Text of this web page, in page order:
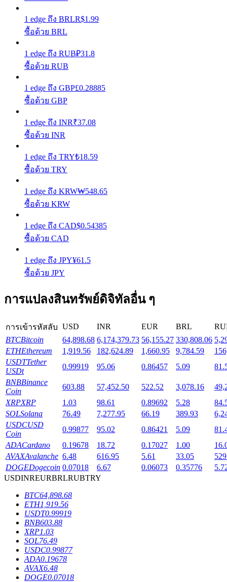
รับรางวัลการแข่งขันทุกวัน
การปักหลัก
การเซ้งแบบยืดหยุ่นเพื่อรับโทเคนยอดนิยม
การล็อค BTR
การลงทุนพิเศษสำหรับผู้ถือ BTR
เงินกู้
บริการยืมเงินที่ได้รับการสนับสนุนจาก Crypto
1 edge ถึง BRLR$1.99
ซื้อด้วย BRL
1 edge ถึง RUB₽31.8
ซื้อด้วย RUB
1 edge ถึง GBP£0.28885
ซื้อด้วย GBP
1 edge ถึง INR₹37.08
ซื้อด้วย INR
1 edge ถึง TRY₺18.59
ซื้อด้วย TRY
1 edge ถึง KRW₩548.65
ซื้อด้วย KRW
1 edge ถึง CAD$0.54385
ซื้อด้วย CAD
1 edge ถึง JPY¥61.5
ซื้อด้วย JPY
การแปลงสินทรัพย์ดิจิทัลอื่น ๆ
การเข้ารหัสลับ USD INR EUR BRL
BTCBitcoin 64,898.68 6,174,379.73 56,155.27 330,808.06
ETHEthereum 1,919.56 182,624.89 1,660.95 9,784.59
USDTTether
USDt
0.99919 95.06 0.86457 5.09
BNBBinance
Coin
603.88 57,452.50 522.52 3,078.16
XRPXRP 1.03 98.61 0.89692 5.28
SOLSolana 76.49 7,277.95 66.19 389.93
USDCUSD
Coin
0.99877 95.02 0.86421 5.09
ADACardano 0.19678 18.72 0.17027 1.00
AVAXAvalanche 6.48 616.95 5.61 33.05
DOGEDogecoin 0.07018 6.67 0.06073 0.35776
USDINREURBRLRUBTRY
BTC64,898.68
ETH1,919.56
USDT0.99919
BNB603.88
XRP1.03
SOL76.49
USDC0.99877
ADA0.19678
AVAX6.48
DOGE0.07018